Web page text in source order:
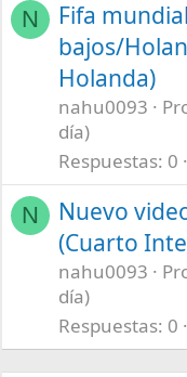
N
Fifa
bajos/
Holanda)
nahu0093
día)
Respuestas 0
N
Nuevo
(Cuarto
nahu0093
día)
Respuestas 0